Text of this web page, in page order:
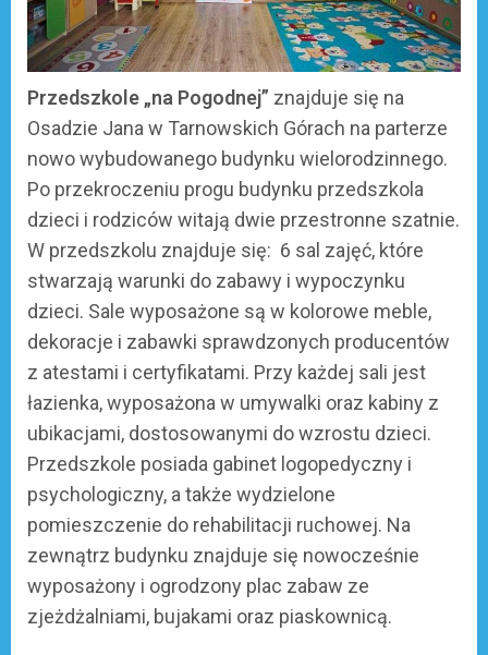
Przedszkole „na Pogodnej” znajduje się na
Osadzie Jana w Tarnowskich Górach na parterze
nowo wybudowanego budynku wielorodzinnego.
Po przekroczeniu progu budynku przedszkola
dzieci i rodziców witają dwie przestronne szatnie.
W przedszkolu znajduje się: 6 sal zajęć, które
stwarzają warunki do zabawy i wypoczynku
dzieci. Sale wyposażone są w kolorowe meble,
dekoracje i zabawki sprawdzonych producentów
z atestami i certyfikatami. Przy każdej sali jest
łazienka, wyposażona w umywalki oraz kabiny z
ubikacjami, dostosowanymi do wzrostu dzieci.
Przedszkole posiada gabinet logopedyczny i
psychologiczny, a także wydzielone
pomieszczenie do rehabilitacji ruchowej. Na
zewnątrz budynku znajduje się nowocześnie
wyposażony i ogrodzony plac zabaw ze
zjeżdżalniami, bujakami oraz piaskownicą.